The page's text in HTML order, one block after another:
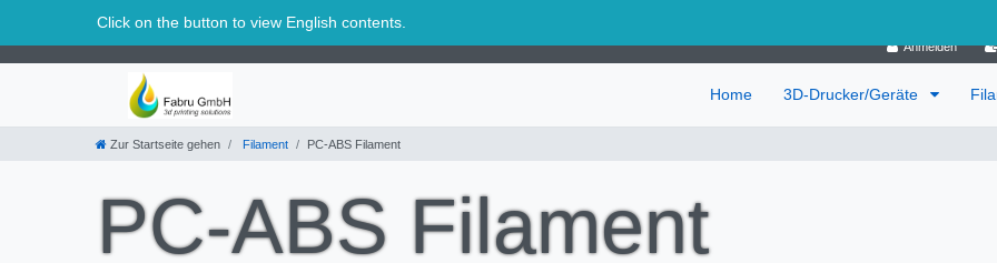
Click on the button to view English contents.
Schweiz
Anmelden
Home 3D-Drucker/Geräte
Zur Startseite gehen Filament PC-ABS Filament
PC-ABS Filament